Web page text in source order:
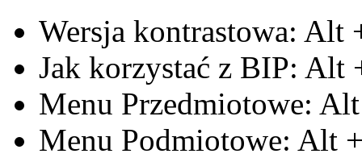
Wersja kontrastowa: Alt
Jak korzystać z BIP: Alt
Menu Przedmiotowe: Alt
Menu Podmiotowe: Alt